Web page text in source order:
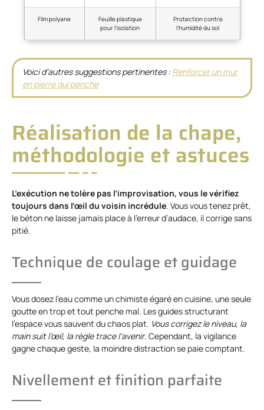
Film polyane
Feuille plastique
pour l’isolation
Protection contre
l’humidité du sol
Voici d’autres suggestions pertinentes :Renforcer un mur
en pierre qui penche
Réalisation de la chape,
méthodologie et astuces
L’exécution ne tolère pas l’improvisation, vous le vérifiez
toujours dans l’œil du voisin incrédule. Vous vous tenez prêt,
le béton ne laisse jamais place à l’erreur d’audace, il corrige sans
pitié.
Technique de coulage et guidage
Vous dosez l’eau comme un chimiste égaré en cuisine, une seule
goutte en trop et tout penche mal. Les guides structurant
l’espace vous sauvent du chaos plat. Vous corrigez le niveau, la
main suit l’œil, la règle trace l’avenir. Cependant, la vigilance
gagne chaque geste, la moindre distraction se paie comptant.
Nivellement et finition parfaite